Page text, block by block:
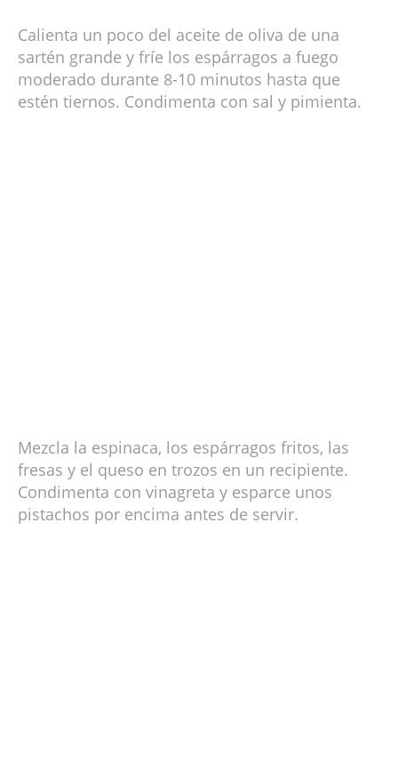
Calienta un poco del aceite de oliva de una
sartén grande y fríe los espárragos a fuego
moderado durante 8-10 minutos hasta que
estén tiernos. Condimenta con sal y pimienta.
Mezcla la espinaca, los espárragos fritos, las
fresas y el queso en trozos en un recipiente.
Condimenta con vinagreta y esparce unos
pistachos por encima antes de servir.